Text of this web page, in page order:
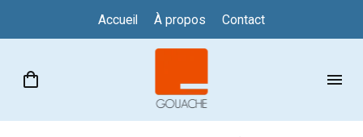
Accueil À propos Contact